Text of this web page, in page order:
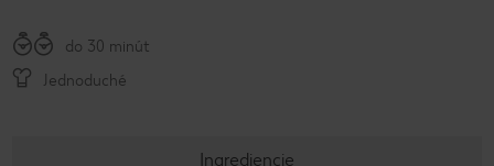
do 30 minút
Jednoduché
Ingrediencie